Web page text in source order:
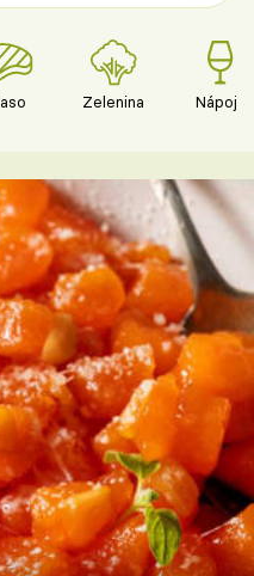
Zelenina Nápoje